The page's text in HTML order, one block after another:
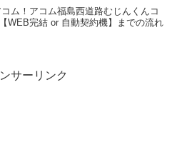
ム！アコム福島西道路むじんくんコ
WEB完結 or 自動契約機】までの流れ
サーリンク